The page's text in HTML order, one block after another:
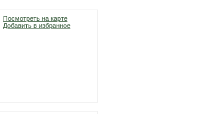
Посмотреть на карте
Добавить в избранное